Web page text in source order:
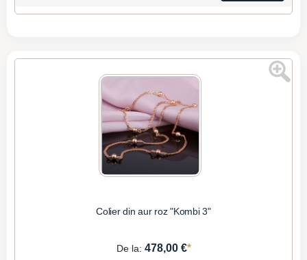
Colier din aur roz "Kombi 3"
De la: 478,00 €*